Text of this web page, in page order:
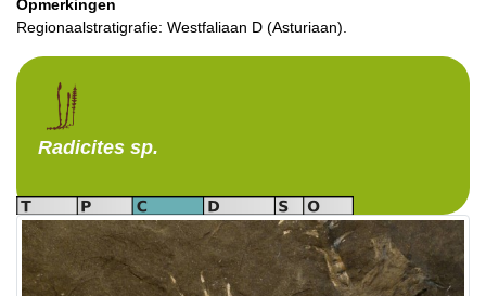
Opmerkingen
Regionaalstratigrafie: Westfaliaan D (Asturiaan).
Radicites sp.